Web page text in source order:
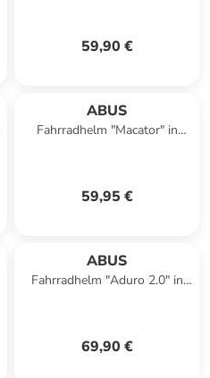
59,90 €
ABUS
Fahrradhelm "Macator" in
59,95 €
ABUS
Fahrradhelm "Aduro 2.0" in
69,90 €